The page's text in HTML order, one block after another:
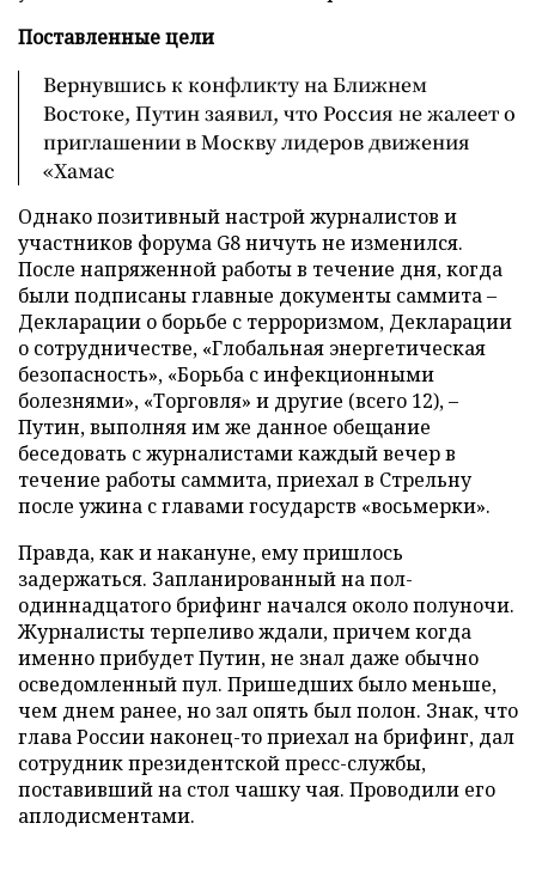
Поставленные цели
Вернувшись к конфликту на Ближнем
Востоке, Путин заявил, что Россия не жалеет о
приглашении в Москву лидеров движения
«Хамас
Однако позитивный настрой журналистов и
участников форума G8 ничуть не изменился.
После напряженной работы в течение дня, когда
были подписаны главные документы саммита –
Декларации о борьбе с терроризмом, Декларации
о сотрудничестве, «Глобальная энергетическая
безопасность», «Борьба с инфекционными
болезнями», «Торговля» и другие (всего 12), –
Путин, выполняя им же данное обещание
беседовать с журналистами каждый вечер в
течение работы саммита, приехал в Стрельну
после ужина с главами государств «восьмерки».
Правда, как и накануне, ему пришлось
задержаться. Запланированный на пол-
одиннадцатого брифинг начался около полуночи.
Журналисты терпеливо ждали, причем когда
именно прибудет Путин, не знал даже обычно
осведомленный пул. Пришедших было меньше,
чем днем ранее, но зал опять был полон. Знак, что
глава России наконец-то приехал на брифинг, дал
сотрудник президентской пресс-службы,
поставивший на стол чашку чая. Проводили его
аплодисментами.